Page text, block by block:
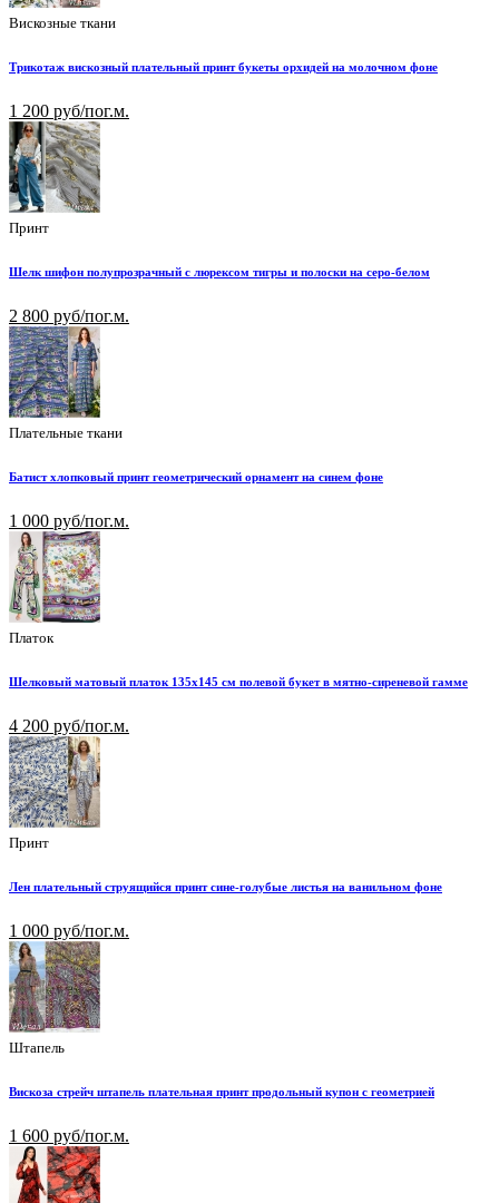
Вискозные ткани
Трикотаж вискозный плательный принт букеты орхидей на молочном фоне
1 200 руб/пог.м.
Принт
Шелк шифон полупрозрачный с люрексом тигры и полоски на серо-белом
2 800 руб/пог.м.
Плательные ткани
Батист хлопковый принт геометрический орнамент на синем фоне
1 000 руб/пог.м.
Платок
Шелковый матовый платок 135х145 см полевой букет в мятно-сиреневой гамме
4 200 руб/пог.м.
Принт
Лен плательный струящийся принт сине-голубые листья на ванильном фоне
1 000 руб/пог.м.
Штапель
Вискоза стрейч штапель плательная принт продольный купон с геометрией
1 600 руб/пог.м.